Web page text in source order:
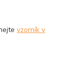
vzorník v